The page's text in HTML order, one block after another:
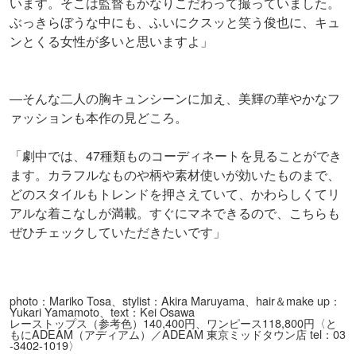
ぶっきらぼうな中にも、ふいにクスッと笑う俊也に、キュ
ンとくる女性が多いと思いますよ」
―そんな二人の胸キュンシーンに加え、美輝の華やかなフ
ァッションも本作の見どころ。
「劇中では、47種類ものコーディネートを見ることができ
ます。カラフルなものや柄や素材使いが効いたものまで、
どのスタイルもトレンドを押さえていて、かわらしくてリ
アルな着こなしが満載。すぐにマネできるので、こちらも
ぜひチェックしていただきたいです」
photo：Mariko Tosa、stylist：Akira Maruyama、hair＆make up：
Yukari Yamamoto、text：Kei Osawa
レーストップス（参考色）140,400円、ワンピース118,800円〈と
もにADEAM（アディアム）／ADEAM 東京ミッドタウン店 tel：03
-3402-1019〉